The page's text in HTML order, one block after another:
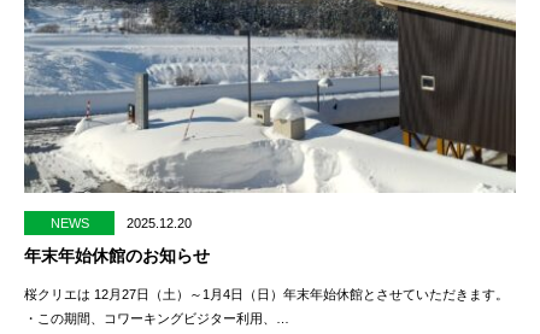
NEWS 2025.12.20
年末年始休館のお知らせ
桜クリエは 12月27日（土）～1月4日（日）年末年始休館とさせていただきます。
・この期間、コワーキングビジター利用、…